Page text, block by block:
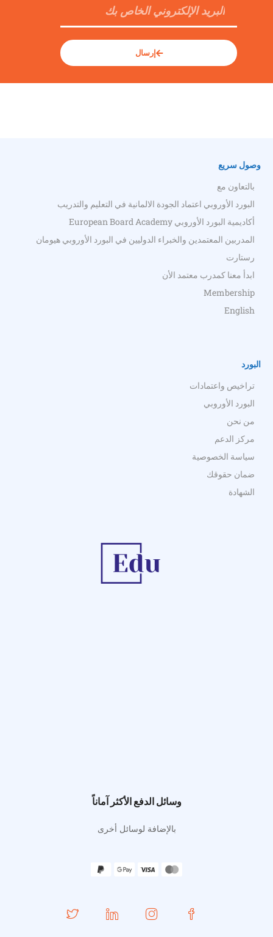
إرسال
وصول سريع
بالتعاون مع
البورد الأوروبي اعتماد الجودة الالمانية في التعليم والتدريب
أكاديمية البورد الأوروبي European Board Academy
المدربين المعتمدين والخبراء الدوليين في البورد الأوروبي هيومان
رستارت
ابدأ معنا كمدرب معتمد الأن
Membership
English
البورد
تراخيص واعتمادات
البورد الأوروبي
من نحن
مركز الدعم
سياسة الخصوصية
ضمان حقوقك
الشهادة
وسائل الدفع الأكثر آماناً
بالإضافة لوسائل أخرى